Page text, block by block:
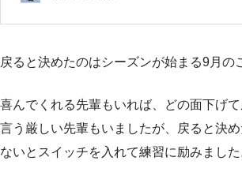
戻ると決めたのはシーズンが始まる9月の
喜んでくれる先輩もいれば、どの面下げ
言う厳しい先輩もいましたが、戻ると決
ないとスイッチを入れて練習に励みました